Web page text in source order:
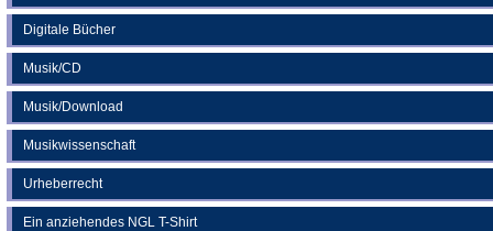
Digitale Bücher
Musik/CD
Musik/Download
Musikwissenschaft
Urheberrecht
Ein anziehendes NGL T-Shirt